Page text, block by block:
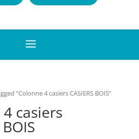
a
“Colonne 4 casiers CASIERS BOIS”
casiers